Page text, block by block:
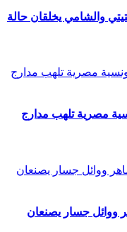
والشامي يخلقان حالة
مصرية تلهب مدارج
ووائل جسار يصنعان